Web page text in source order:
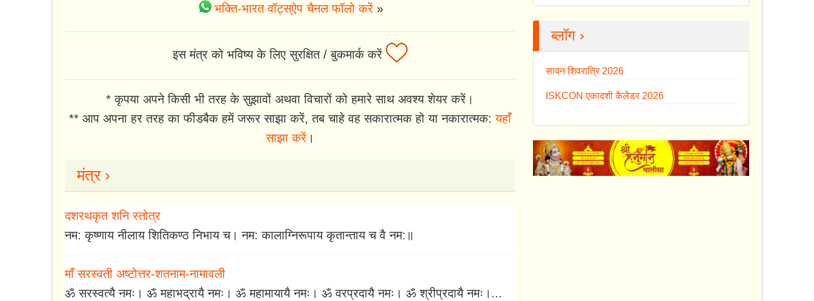
भक्ति-भारत वॉट्स्ऐप चैनल फॉलो करें »
इस मंत्र को भविष्य के लिए सुरक्षित / बुकमार्क करें
* कृपया अपने किसी भी तरह के सुझावों अथवा विचारों को हमारे साथ अवश्य शेयर करें।
** आप अपना हर तरह का फीडबैक हमें जरूर साझा करें, तब चाहे वह सकारात्मक हो या नकारात्मक:यहाँ
साझा करें।
मंत्र ›
दशरथकृत शनि स्तोत्र
नम: कृष्णाय नीलाय शितिकण्ठ निभाय च। नम: कालाग्निरूपाय कृतान्ताय च वै नम:॥
माँ सरस्वती अष्टोत्तर-शतनाम-नामावली
ॐ सरस्वत्यै नमः। ॐ महाभद्रायै नमः। ॐ महामायायै नमः। ॐ वरप्रदायै नमः। ॐ श्रीप्रदायै नमः।...
ब्लॉग ›
सावन शिवरात्रि 2026
ISKCON एकादशी कैलेंडर 2026